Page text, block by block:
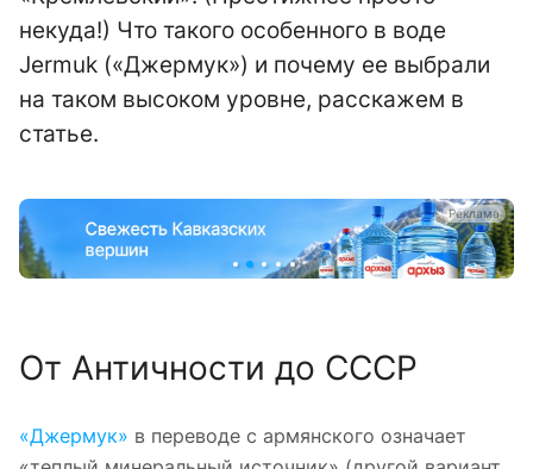
некуда!) Что такого особенного в воде
Jermuk («Джермук») и почему ее выбрали
на таком высоком уровне, расскажем в
статье.
Реклама
От Античности до СССР
«Джермук» в переводе с армянского означает